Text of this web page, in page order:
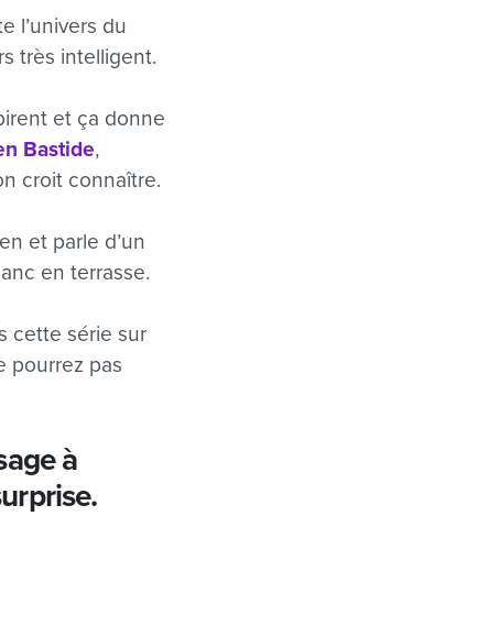
l’univers du
très intelligent.
et ça donne
Bastide,
croit connaître.
et parle d’un
en terrasse.
cette série sur
pourrez pas
à